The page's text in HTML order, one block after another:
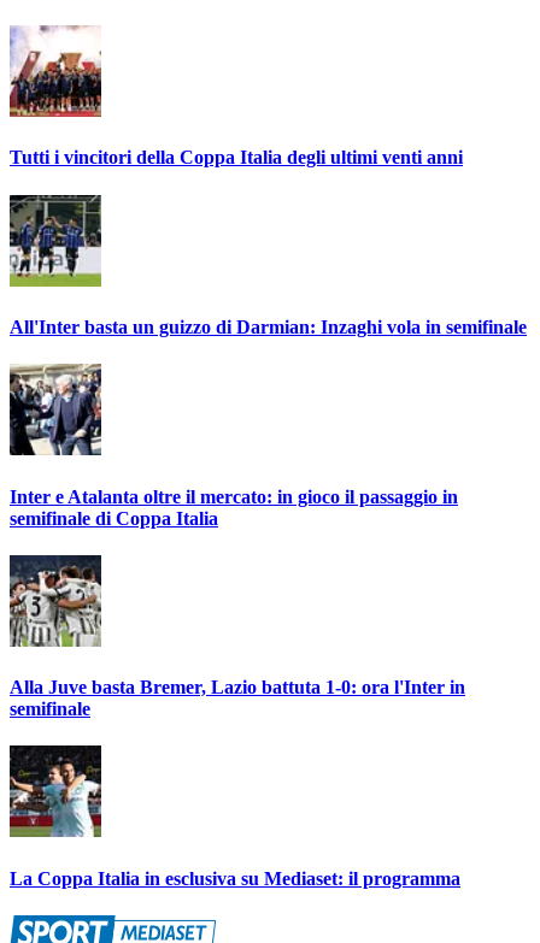
Tutti i vincitori della Coppa Italia degli ultimi venti anni
All'Inter basta un guizzo di Darmian: Inzaghi vola in semifinale
Inter e Atalanta oltre il mercato: in gioco il passaggio in
semifinale di Coppa Italia
Alla Juve basta Bremer, Lazio battuta 1-0: ora l'Inter in
semifinale
La Coppa Italia in esclusiva su Mediaset: il programma